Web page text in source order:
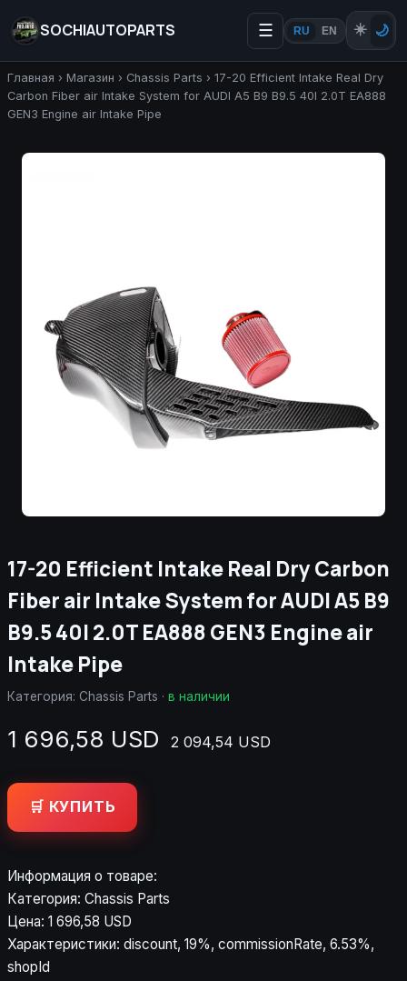
SOCHIAUTOPARTS ☰ RU EN ☀️ 🌙
Главная › Магазин › Chassis Parts › 17-20 Efficient Intake Real Dry
Carbon Fiber air Intake System for AUDI A5 B9 B9.5 40I 2.0T EA888
GEN3 Engine air Intake Pipe
17-20 Efficient Intake Real Dry Carbon
Fiber air Intake System for AUDI A5 B9
B9.5 40I 2.0T EA888 GEN3 Engine air
Intake Pipe
Категория: Chassis Parts · в наличии
1 696,58 USD 2 094,54 USD
🛒 КУПИТЬ
Информация о товаре:
Категория: Chassis Parts
Цена: 1 696,58 USD
Характеристики: discount, 19%, commissionRate, 6.53%,
shopId